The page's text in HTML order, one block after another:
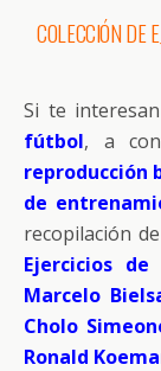
COLECCIÓN DE
Si te
fútbol, a
reproducción
de
recopilación de
Ejercicios
Marcelo
Cholo
Ronald